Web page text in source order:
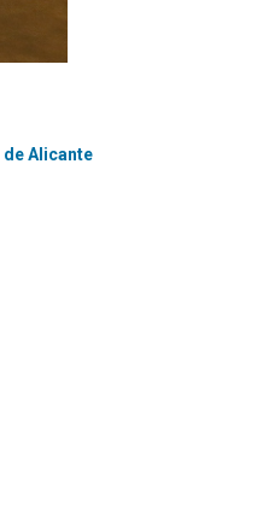
de Alicante